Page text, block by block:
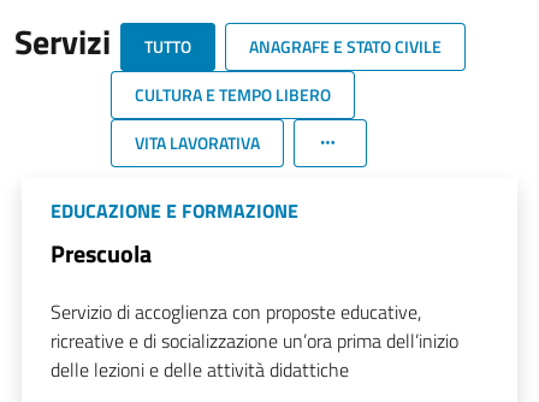
Servizi TUTTO
ANAGRAFE E STATO CIVILE
CULTURA E TEMPO LIBERO
VITA LAVORATIVA
EDUCAZIONE E FORMAZIONE
Prescuola
Servizio di accoglienza con proposte educative,
ricreative e di socializzazione un’ora prima dell’inizio
delle lezioni e delle attività didattiche